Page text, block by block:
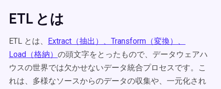
ETL とは
ETL とは、 Extract（抽出）、Transform（変換）、
Load（格納） の頭文字をとったもので、データウェアハ
ウスの世界では欠かせないデータ統合プロセスです。こ
れは、多様なソースからのデータの収集や、一元化され